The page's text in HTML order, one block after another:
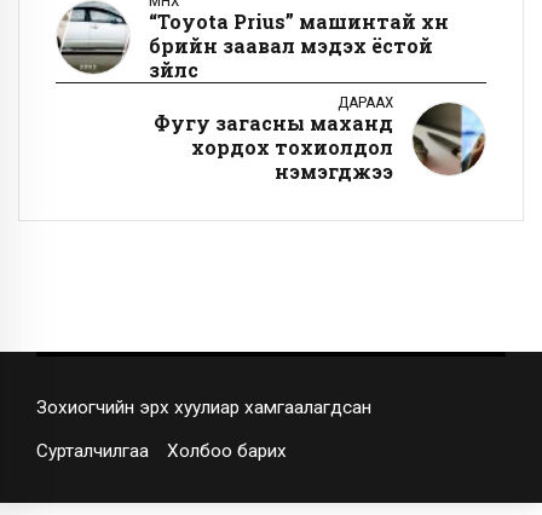
“Toyota Prius” машинтай хүн
бүрийн заавал мэдэх ёстой
зүйлс
ДАРААХ
Фугу загасны маханд
хордох тохиолдол
нэмэгджээ
Зохиогчийн эрх хуулиар хамгаалагдсан
Сурталчилгаа Холбоо барих